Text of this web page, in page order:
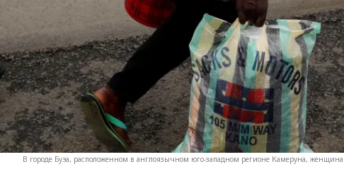
В городе Буэа, расположенном в англоязычном юго-западном регионе Камеруна,